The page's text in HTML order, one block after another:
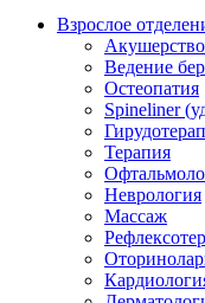
Взрослое
Ведение
Остеопатия
Spineliner
Терапия
Неврология
Массаж